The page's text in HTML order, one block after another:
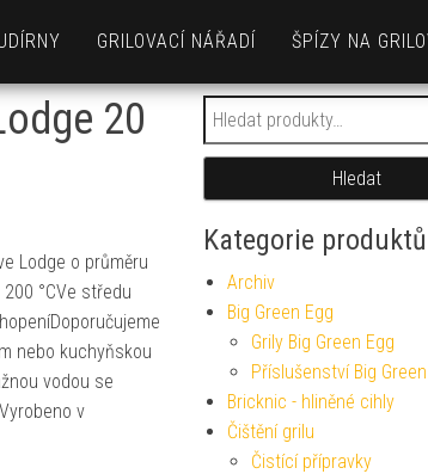
GRILOVACÍ NÁŘADÍ ŠPÍZY NA
20
Lodge o průměru
°CVe středu
nebo kuchyňskou
vodou se
v
Hledat:
Hledat
Kategorie produktů
Archiv
Big Green Egg
Grily Big Green Egg
Příslušenství Big
Bricknic - hliněné cihly
Čištění grilu
Čistící přípravky